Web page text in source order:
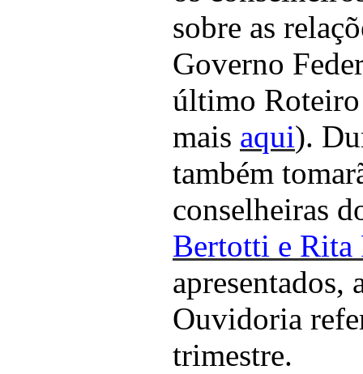
sobre as
Governo
último Roteiro
mais aqui).
também
conselheiras
Bertotti e Rita
apresentados,
Ouvidoria
trimestre.